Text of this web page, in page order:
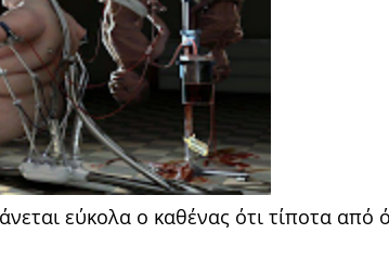
εύκολα ο καθένας ότι τίποτα από